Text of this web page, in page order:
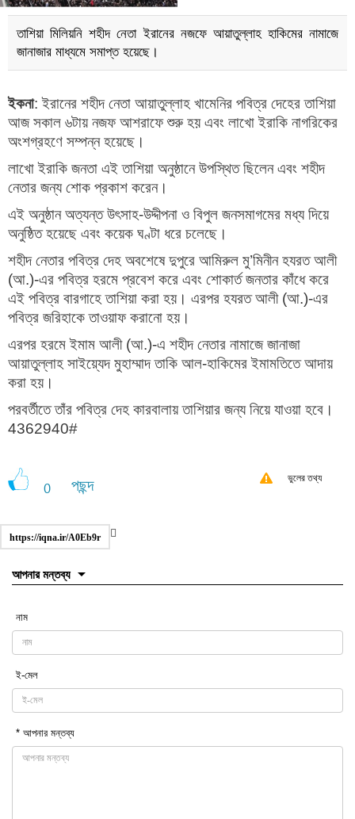
তাশিয়া মিলিয়নি শহীদ নেতা ইরানের নজফে আয়াতুল্লাহ হাকিমের নামাজে
জানাজার মাধ্যমে সমাপ্ত হয়েছে।
ইকনা: ইরানের শহীদ নেতা আয়াতুল্লাহ খামেনির পবিত্র দেহের তাশিয়া
আজ সকাল ৬টায় নজফ আশরাফে শুরু হয় এবং লাখো ইরাকি নাগরিকের
অংশগ্রহণে সম্পন্ন হয়েছে।
লাখো ইরাকি জনতা এই তাশিয়া অনুষ্ঠানে উপস্থিত ছিলেন এবং শহীদ
নেতার জন্য শোক প্রকাশ করেন।
এই অনুষ্ঠান অত্যন্ত উৎসাহ-উদ্দীপনা ও বিপুল জনসমাগমের মধ্য দিয়ে
অনুষ্ঠিত হয়েছে এবং কয়েক ঘণ্টা ধরে চলেছে।
শহীদ নেতার পবিত্র দেহ অবশেষে দুপুরে আমিরুল মু’মিনীন হযরত আলী
(আ.)-এর পবিত্র হরমে প্রবেশ করে এবং শোকার্ত জনতার কাঁধে করে
এই পবিত্র বারগাহে তাশিয়া করা হয়। এরপর হযরত আলী (আ.)-এর
পবিত্র জরিহাকে তাওয়াফ করানো হয়।
এরপর হরমে ইমাম আলী (আ.)-এ শহীদ নেতার নামাজে জানাজা
আয়াতুল্লাহ সাইয়্যেদ মুহাম্মাদ তাকি আল-হাকিমের ইমামতিতে আদায়
করা হয়।
পরবর্তীতে তাঁর পবিত্র দেহ কারবালায় তাশিয়ার জন্য নিয়ে যাওয়া হবে।
4362940#
0 পছন্দ ভুলের তথ্য
https://iqna.ir/A0Eb9r
আপনার মন্তব্য
নাম
ই-মেল
* আপনার মন্তব্য